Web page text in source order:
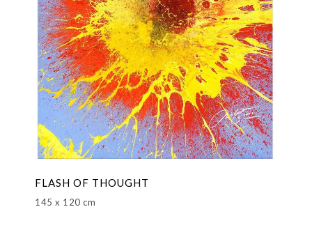
FLASH OF THOUGHT
145 x 120 cm